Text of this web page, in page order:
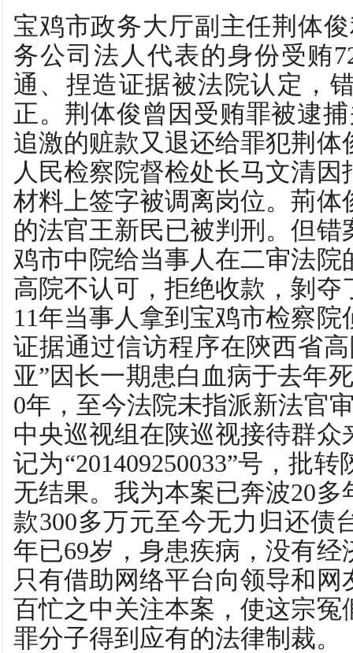
宝鸡市政务大厅副主任荆体
务公司法人代表的身份受贿
通、捏造证据被法院认定，
正。荆体俊曾因受贿罪被逮
追激的赃款又退还给罪犯荆
人民检察院督检处长马文清
材料上签字被调离岗位。荊
的法官王新民已被判刑。但
鸡市中院给当事人在二审法
高院不认可，拒绝收款，剝夺
11年当事人拿到宝鸡市检察
证据通过信访程序在陝西省
亚”因长一期患白血病于去年
0年，至今法院未指派新法官
中央巡视组在陕巡视接待群
记为“201409250033”号，批
无结果。我为本案已奔波20
款300多万元至今无力归还债
年已69岁，身患疾病，没有
只有借助网络平台向领导和
百忙之中关注本案，使这宗
罪分子得到应有的法律制裁。